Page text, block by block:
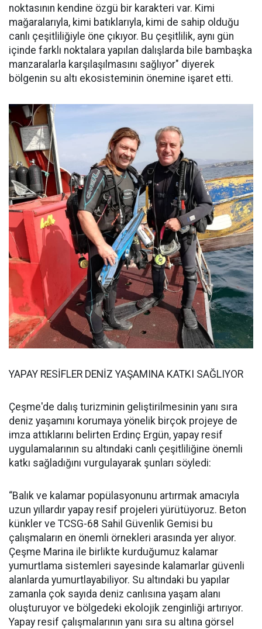
noktasının kendine özgü bir karakteri var. Kimi
mağaralarıyla, kimi batıklarıyla, kimi de sahip olduğu
canlı çeşitliliğiyle öne çıkıyor. Bu çeşitlilik, aynı gün
içinde farklı noktalara yapılan dalışlarda bile bambaşka
manzaralarla karşılaşılmasını sağlıyor" diyerek
bölgenin su altı ekosisteminin önemine işaret etti.
YAPAY RESİFLER DENİZ YAŞAMINA KATKI SAĞLIYOR
Çeşme'de dalış turizminin geliştirilmesinin yanı sıra
deniz yaşamını korumaya yönelik birçok projeye de
imza attıklarını belirten Erdinç Ergün, yapay resif
uygulamalarının su altındaki canlı çeşitliliğine önemli
katkı sağladığını vurgulayarak şunları söyledi:
“Balık ve kalamar popülasyonunu artırmak amacıyla
uzun yıllardır yapay resif projeleri yürütüyoruz. Beton
künkler ve TCSG-68 Sahil Güvenlik Gemisi bu
çalışmaların en önemli örnekleri arasında yer alıyor.
Çeşme Marina ile birlikte kurduğumuz kalamar
yumurtlama sistemleri sayesinde kalamarlar güvenli
alanlarda yumurtlayabiliyor. Su altındaki bu yapılar
zamanla çok sayıda deniz canlısına yaşam alanı
oluşturuyor ve bölgedeki ekolojik zenginliği artırıyor.
Yapay resif çalışmalarının yanı sıra su altına görsel